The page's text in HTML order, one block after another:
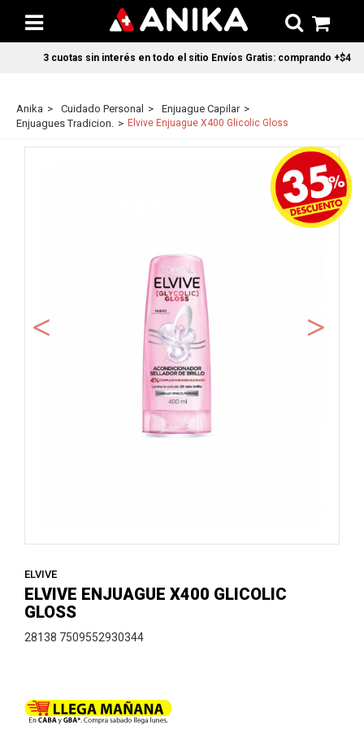
3 cuotas sin interés en todo el sitio Envíos Gratis: comprando
Anika Cuidado Personal
Enjuague Capilar
Enjuagues Tradicion.
Elvive Enjuague X400 Glicolic Gloss
ELVIVE
ELVIVE ENJUAGUE X400 GLICOLIC
GLOSS
28138 7509552930344